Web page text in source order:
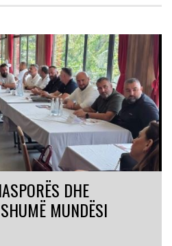
DHE
MUNDËSI